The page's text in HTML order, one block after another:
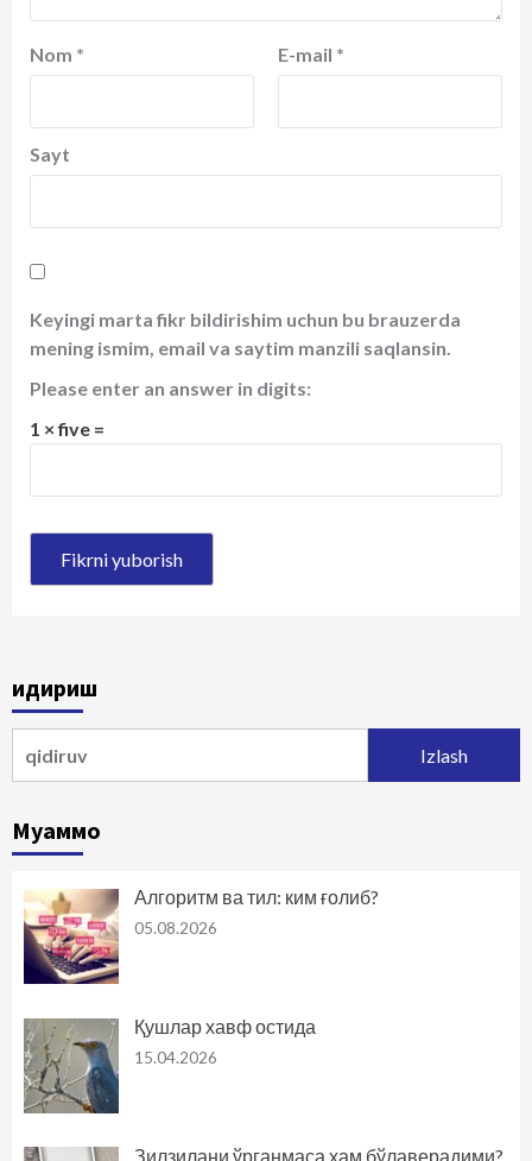
Nom * E-mail *
Sayt
Keyingi marta fikr bildirishim uchun bu brauzerda
mening ismim, email va saytim manzili saqlansin.
Please enter an answer in digits:
1 × five =
Қидириш
Муаммо
Алгоритм ва тил: ким ғолиб?
05.08.2026
Қушлар хавф остида
15.04.2026
Зилзилани ўрганмаса ҳам бўлаверадими?